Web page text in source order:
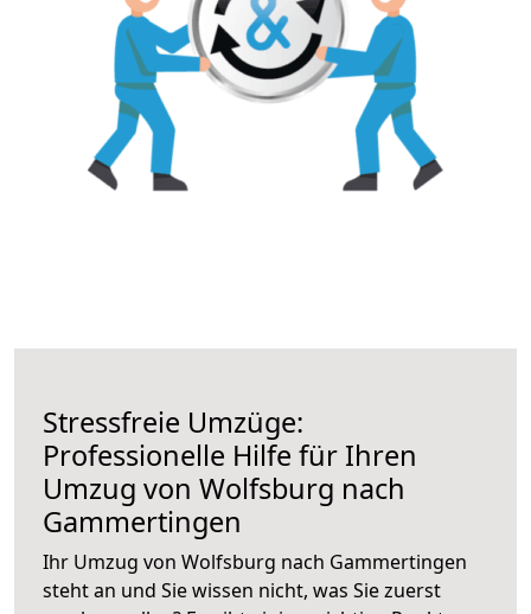
Stressfreie Umzüge:
Professionelle Hilfe für Ihren
Umzug von Wolfsburg nach
Gammertingen
Ihr Umzug von Wolfsburg nach Gammertingen
steht an und Sie wissen nicht, was Sie zuerst